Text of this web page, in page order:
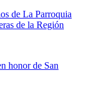
de La Parroquia
de la Región
honor de San